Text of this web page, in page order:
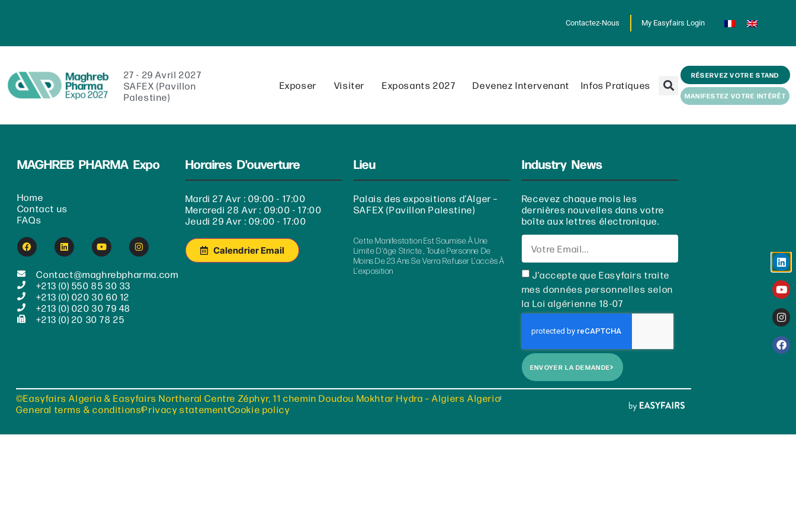
Contactez-Nous My Easyfairs Login
27 - 29 Avril 2027
SAFEX (Pavillon
Palestine)
Exposer Visiter Exposants 2027 Devenez Intervenant Infos Pratiques
RÉSERVEZ VOTRE STAND
MANIFESTEZ VOTRE INTÉRÊT
MAGHREB PHARMA Expo
Home
Contact us
FAQs
Contact@maghrebpharma.com
+213 (0) 550 85 30 33
+213 (0) 020 30 60 12
+213 (0) 020 30 79 48
+213 (0) 20 30 78 25
Horaires D'ouverture
Mardi 27 Avr : 09:00 - 17:00
Mercredi 28 Avr : 09:00 - 17:00
Jeudi 29 Avr : 09:00 - 17:00
Calendrier Email
Lieu
Palais des expositions d’Alger –
SAFEX (Pavillon Palestine)
Cette Manifestation Est Soumise À Une
Limite D’âge Stricte , Toute Personne De
Moins De 23 Ans Se Verra Refuser L’accès À
L’exposition
Industry News
Recevez chaque mois les
dernières nouvelles dans votre
boîte aux lettres électronique.
J’accepte que Easyfairs traite
mes données personnelles selon
la Loi algérienne 18-07
ENVOYER LA DEMANDE
©Easyfairs Algeria & Easyfairs Northeral Centre Zéphyr, 11 chemin Doudou Mokhtar Hydra – Algiers Algeria
General terms & conditionsPrivacy statementCookie policy